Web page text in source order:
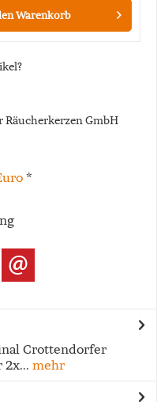
Warenkorb
Räucherkerzen GmbH
*
Crottendorfer
2x... mehr